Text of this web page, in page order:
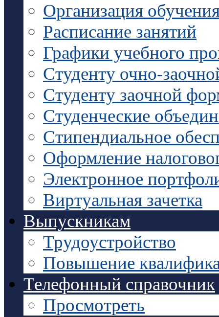
Организация
Расписание занятий
Графики учебного
Студенту очно-
Студенту заочной
Студенческие
Стипендиальное
Оформление
Электронное
Виртуальная зачетка
Выпускникам
Трудоустройство
Повышение
Телефонный справочник
Просмотреть